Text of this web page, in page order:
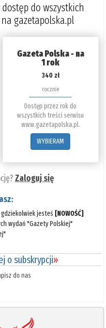
do wszystkich
gazetapolska.pl
Gazeta Polska - na
1 rok
340 zł
rocznie
Dostęp przez rok do
wszystkich treści serwisu
www.gazetapolska.pl.
WYBIERAM
Zaloguj się
gdziekolwiek jesteś [NOWOŚĆ]
wydań "Gazety Polskiej"
o subskrypcji»
do nas